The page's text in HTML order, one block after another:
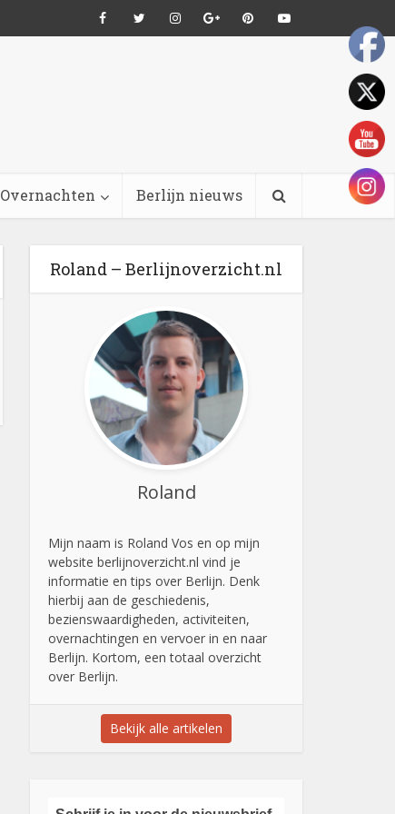
Overnachten Berlijn nieuws
Roland – Berlijnoverzicht.nl
Roland
Mijn naam is Roland Vos en op mijn
website berlijnoverzicht.nl vind je
informatie en tips over Berlijn. Denk
hierbij aan de geschiedenis,
bezienswaardigheden, activiteiten,
overnachtingen en vervoer in en naar
Berlijn. Kortom, een totaal overzicht
over Berlijn.
Bekijk alle artikelen